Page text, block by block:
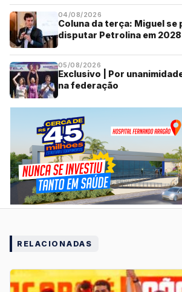
04/08/2026
Coluna da terça: Miguel se
disputar Petrolina em 2028
05/08/2026
Exclusivo | Por
na federação
RELACIONADAS